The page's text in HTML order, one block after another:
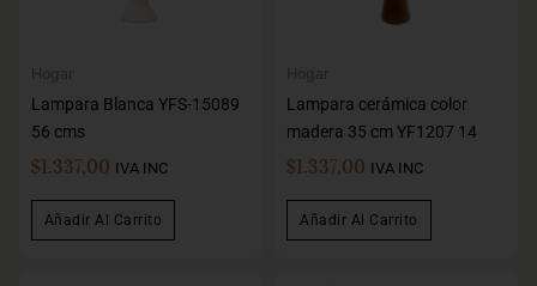
Hogar
Lampara Blanca YFS-15089
56 cms
$1.337,00 IVA INC
Añadir Al Carrito
Hogar
Lampara cerámica color
madera 35 cm YF1207 14
$1.337,00 IVA INC
Añadir Al Carrito